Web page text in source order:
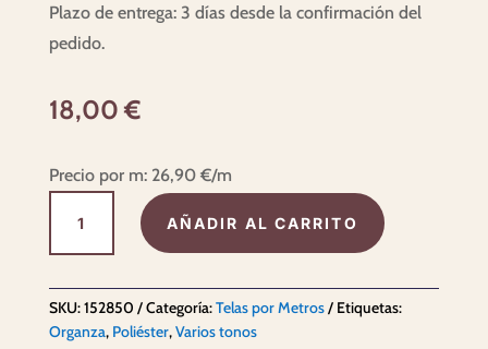
Plazo de entrega: 3 días desde la confirmación del
pedido.
18,00€
Precio por m: 26,90 €/m
cantidad
AÑADIR AL CARRITO
SKU:152850 Categoría:Telas por Metros
Etiquetas:
Organza, Poliéster,Varios tonos